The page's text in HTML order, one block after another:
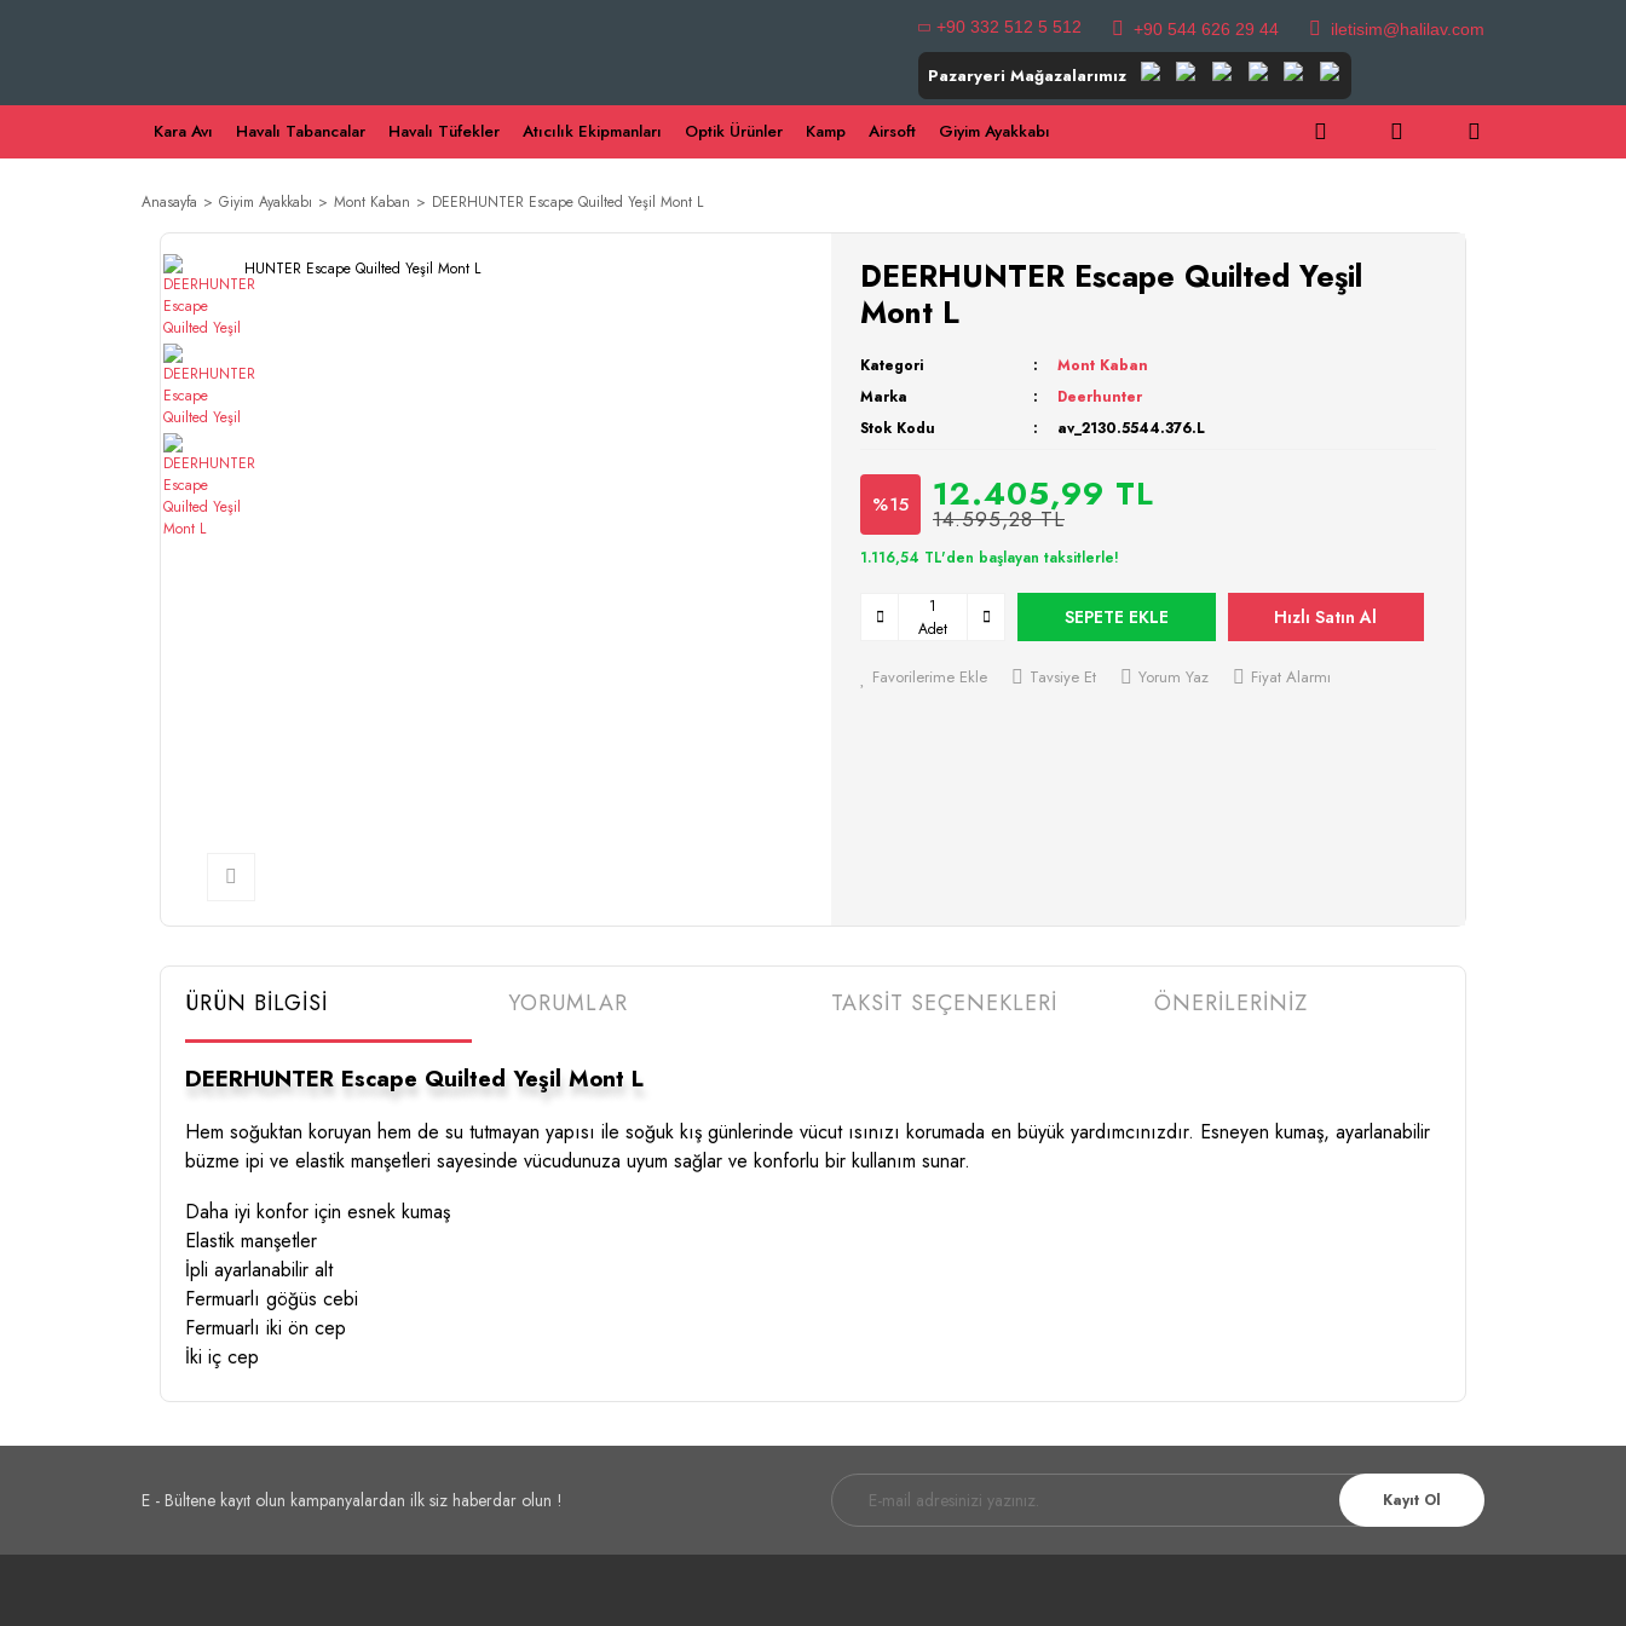
+90 332 512 5 512 +90 544 626 29 44 iletisim@halilav.com
Pazaryeri Mağazalarımız
Kara Avı Havalı Tabancalar Havalı Tüfekler Atıcılık Ekipmanları Optik Ürünler Kamp Airsoft Giyim Ayakkabı
Anasayfa Giyim Ayakkabı Mont Kaban DEERHUNTER Escape Quilted Yeşil Mont L
DEERHUNTER Escape Quilted Yeşil
Mont L
Kategori
Mont Kaban
Marka
Deerhunter
Stok Kodu
av_2130.5544.376.L
%15 12.405,99 TL
14.595,28 TL
1.116,54 TL'den başlayan taksitlerle!
Adet
SEPETE EKLE Hızlı Satın Al
Favorilerime Ekle Tavsiye Et Yorum Yaz Fiyat Alarmı
ÜRÜN BİLGİSİ
DEERHUNTER Escape Quilted Yeşil Mont L
Hem soğuktan koruyan hem de su tutmayan yapısı ile soğuk kış günlerinde vücut ısınızı korumada en büyük yardımcınızdır. Esneyen kumaş, ayarlanabilir
büzme ipi ve elastik manşetleri sayesinde vücudunuza uyum sağlar ve konforlu bir kullanım sunar.
Daha iyi konfor için esnek kumaş
Elastik manşetler
İpli ayarlanabilir alt
Fermuarlı göğüs cebi
Fermuarlı iki ön cep
İki iç cep
YORUMLAR TAKSİT SEÇENEKLERİ ÖNERİLERİNİZ
E - Bültene kayıt olun kampanyalardan ilk siz haberdar olun ! Kayıt Ol